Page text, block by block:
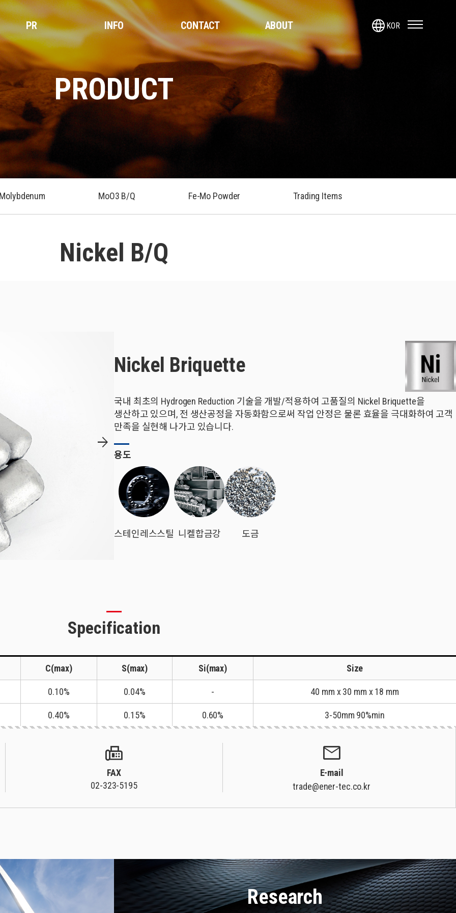
PR INFO CONTACT ABOUT language KOR
PRODUCT
MoO3 B/Q Fe-Mo Powder Trading Items
Nickel B/Q
arrow_forward
Nickel Briquette
국내 최초의 Hydrogen Reduction 기술을 개발/적용하여 고품질의 Nickel Briquette을
생산하고 있으며, 전 생산공정을 자동화함으로써 작업 안정은 물론 효율을 극대화하여 고객
만족을 실현해 나가고 있습니다.
용도
스테인레스스틸 니켈합금강 도금
Specification
C(max) S(max) Si(max) Size
0.10% 0.04% - 40 mm x 30 mm x 18 mm
0.40% 0.15% 0.60% 3-50mm 90%min
fax
FAX
02-323-5195
mail
E-mail
trade@ener-tec.co.kr
Research